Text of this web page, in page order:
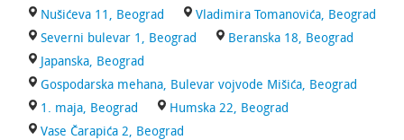
Nušićeva 11, Beograd
Vladimira Tomanovića, Beograd
Severni bulevar 1, Beograd
Beranska 18, Beograd
Japanska, Beograd
Gospodarska mehana, Bulevar vojvode Mišića, Beograd
1. maja, Beograd
Humska 22, Beograd
Vase Čarapića 2, Beograd